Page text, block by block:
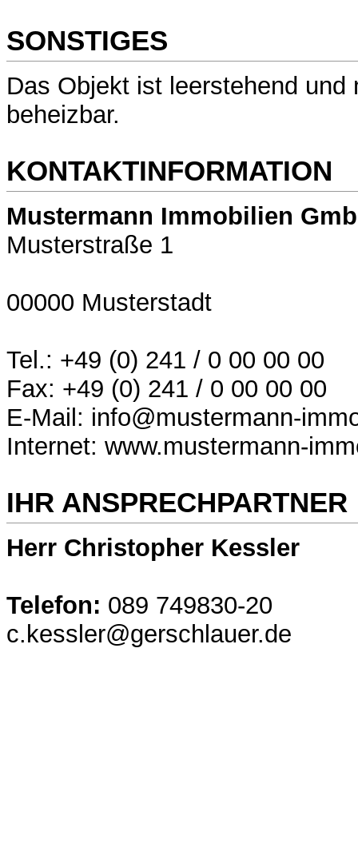
SONSTIGES
Das Objekt ist leerstehend und
beheizbar.
KONTAKTINFORMATION
Mustermann Immobilien
Musterstraße 1
00000 Musterstadt
Tel.: +49 (0) 241 / 0 00 00 00
Fax: +49 (0) 241 / 0 00 00 00
E-Mail: info@mustermann-
Internet: www.mustermann-
IHR ANSPRECHPARTNER
Herr Christopher Kessler
Telefon: 089 749830-20
c.kessler@gerschlauer.de